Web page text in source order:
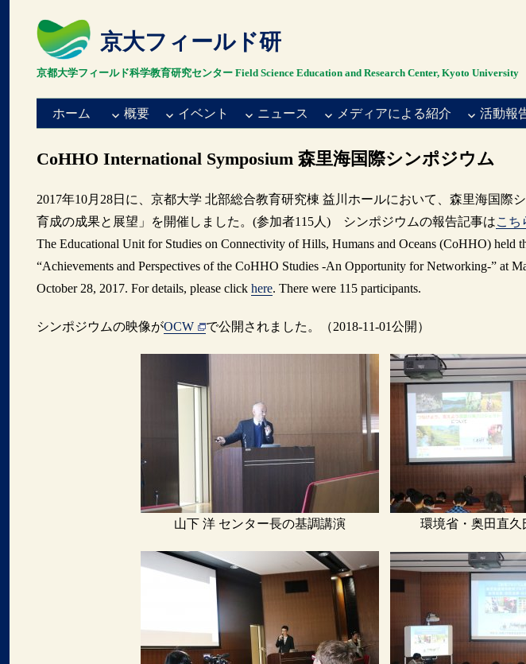
京大フィールド研
京都大学フィールド科学教育研究センター Field Science Education and Research Center, Kyoto University
ホーム 概要 イベント ニュース メディアによる紹介 活動報
CoHHO International Symposium 森里海国際シンポジウム
2017年10月28日に、京都大学 北部総合教育研究棟 益川ホールにおいて、森里海国際
育成の成果と展望」を開催しました。(参加者115人) シンポジウムの報告記事はこち
The Educational Unit for Studies on Connectivity of Hills, Humans and Oceans (CoHHO) held
“Achievements and Perspectives of the CoHHO Studies -An Opportunity for Networking-” at
October 28, 2017. For details, please click here. There were 115 participants.
シンポジウムの映像がOCW で公開されました。（2018-11-01公開）
山下 洋 センター長の基調講演 環境省・奥田直久